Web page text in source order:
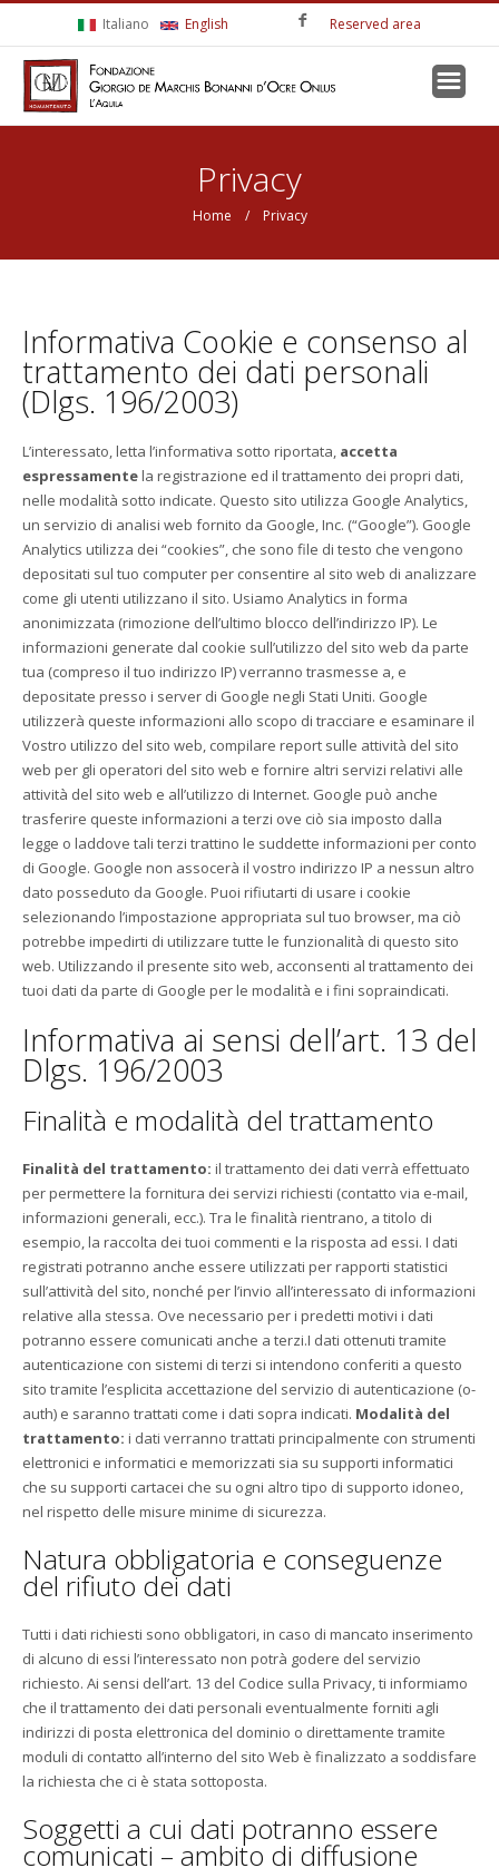
Italiano English Reserved area
Privacy
Home / Privacy
Informativa Cookie e consenso al
trattamento dei dati personali
(Dlgs. 196/2003)
L’interessato, letta l’informativa sotto riportata, accetta
espressamentela registrazione ed il trattamento dei propri dati,
nelle modalità sotto indicate. Questo sito utilizza Google Analytics,
un servizio di analisi web fornito da Google, Inc. (“Google”). Google
Analytics utilizza dei “cookies”, che sono file di testo che vengono
depositati sul tuo computer per consentire al sito web di analizzare
come gli utenti utilizzano il sito. Usiamo Analytics in forma
anonimizzata (rimozione dell’ultimo blocco dell’indirizzo IP). Le
informazioni generate dal cookie sull’utilizzo del sito web da parte
tua (compreso il tuo indirizzo IP) verranno trasmesse a, e
depositate presso i server di Google negli Stati Uniti. Google
utilizzerà queste informazioni allo scopo di tracciare e esaminare il
Vostro utilizzo del sito web, compilare report sulle attività del sito
web per gli operatori del sito web e fornire altri servizi relativi alle
attività del sito web e all’utilizzo di Internet. Google può anche
trasferire queste informazioni a terzi ove ciò sia imposto dalla
legge o laddove tali terzi trattino le suddette informazioni per conto
di Google. Google non assocerà il vostro indirizzo IP a nessun altro
dato posseduto da Google. Puoi rifiutarti di usare i cookie
selezionando l’impostazione appropriata sul tuo browser, ma ciò
potrebbe impedirti di utilizzare tutte le funzionalità di questo sito
web. Utilizzando il presente sito web, acconsenti al trattamento dei
tuoi dati da parte di Google per le modalità e i fini sopraindicati.
Informativa ai sensi dell’art. 13 del
Dlgs. 196/2003
Finalità e modalità del trattamento
Finalità del trattamento: il trattamento dei dati verrà effettuato
per permettere la fornitura dei servizi richiesti (contatto via e-mail,
informazioni generali, ecc.). Tra le finalità rientrano, a titolo di
esempio, la raccolta dei tuoi commenti e la risposta ad essi. I dati
registrati potranno anche essere utilizzati per rapporti statistici
sull’attività del sito, nonché per l’invio all’interessato di informazioni
relative alla stessa. Ove necessario per i predetti motivi i dati
potranno essere comunicati anche a terzi.I dati ottenuti tramite
autenticazione con sistemi di terzi si intendono conferiti a questo
sito tramite l’esplicita accettazione del servizio di autenticazione (o-
auth) e saranno trattati come i dati sopra indicati. Modalità del
trattamento: i dati verranno trattati principalmente con strumenti
elettronici e informatici e memorizzati sia su supporti informatici
che su supporti cartacei che su ogni altro tipo di supporto idoneo,
nel rispetto delle misure minime di sicurezza.
Natura obbligatoria e conseguenze
del rifiuto dei dati
Tutti i dati richiesti sono obbligatori, in caso di mancato inserimento
di alcuno di essi l’interessato non potrà godere del servizio
richiesto. Ai sensi dell’art. 13 del Codice sulla Privacy, ti informiamo
che il trattamento dei dati personali eventualmente forniti agli
indirizzi di posta elettronica del dominio o direttamente tramite
moduli di contatto all’interno del sito Web è finalizzato a soddisfare
la richiesta che ci è stata sottoposta.
Soggetti a cui dati potranno essere
comunicati – ambito di diffusione